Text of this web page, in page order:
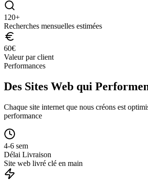
120+
Recherches mensuelles estimées
60€
Valeur par client
Performances
Des Sites Web qui
Chaque site internet que nous créons est
performance
4-6 sem
Délai Livraison
Site web livré clé en main